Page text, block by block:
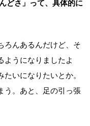
どさ」って、具体的に
ろんあるんだけど、そ
ようになりましたよ
いになりたいとか。
う。あと、足の引っ張